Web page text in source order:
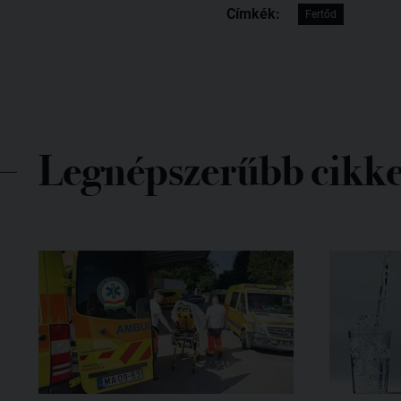
Címkék: Fertőd
Legnépszerűbb